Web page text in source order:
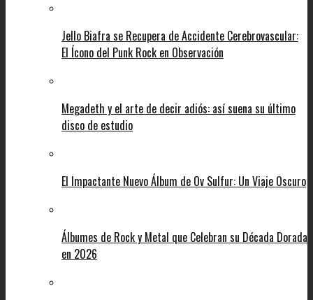
Jello Biafra se Recupera de Accidente Cerebrovascular:
El Ícono del Punk Rock en Observación
Megadeth y el arte de decir adiós: así suena su último
disco de estudio
El Impactante Nuevo Álbum de Ov Sulfur: Un Viaje Oscuro
Álbumes de Rock y Metal que Celebran su Década Dorada
en 2026